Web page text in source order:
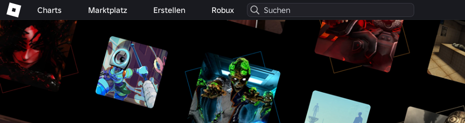
Charts Marktplatz Erstellen Robux